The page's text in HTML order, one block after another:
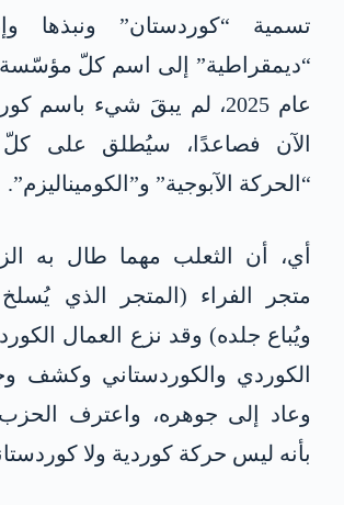
تسمية “كوردستان” ونبذها
“ديمقراطية” إلى اسم كلّ مؤسّسة،
عام 2025، لم يبقَ شيء باسم
الآن فصاعدًا، سيُطلق على
“الحركة الآبوجية” و”الكوميناليزم”.
أي، أن الثعلب مهما طال به
متجر الفراء (المتجر الذي
ويُباع جلده) وقد نزع العمال
الكوردي والكوردستاني وكشف
وعاد إلى جوهره، واعترف
بأنه ليس حركة كوردية ولا